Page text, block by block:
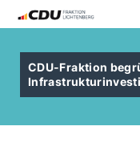
CDU-Fraktion